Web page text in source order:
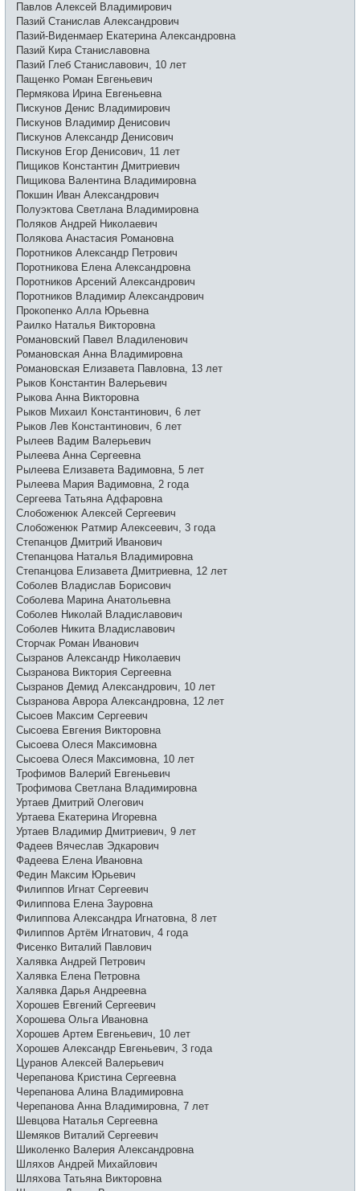
Павлов Алексей Владимирович
Пазий Станислав Александрович
Пазий-Виденмаер Екатерина Александровна
Пазий Кира Станиславовна
Пазий Глеб Станиславович, 10 лет
Пащенко Роман Евгеньевич
Пермякова Ирина Евгеньевна
Пискунов Денис Владимирович
Пискунов Владимир Денисович
Пискунов Александр Денисович
Пискунов Егор Денисович, 11 лет
Пищиков Константин Дмитриевич
Пищикова Валентина Владимировна
Покшин Иван Александрович
Полуэктова Светлана Владимировна
Поляков Андрей Николаевич
Полякова Анастасия Романовна
Поротников Александр Петрович
Поротникова Елена Александровна
Поротников Арсений Александрович
Поротников Владимир Александрович
Прокопенко Алла Юрьевна
Раилко Наталья Викторовна
Романовский Павел Владиленович
Романовская Анна Владимировна
Романовская Елизавета Павловна, 13 лет
Рыков Константин Валерьевич
Рыкова Анна Викторовна
Рыков Михаил Константинович, 6 лет
Рыков Лев Константинович, 6 лет
Рылеев Вадим Валерьевич
Рылеева Анна Сергеевна
Рылеева Елизавета Вадимовна, 5 лет
Рылеева Мария Вадимовна, 2 года
Сергеева Татьяна Адфаровна
Слобоженюк Алексей Сергеевич
Слобоженюк Ратмир Алексеевич, 3 года
Степанцов Дмитрий Иванович
Степанцова Наталья Владимировна
Степанцова Елизавета Дмитриевна, 12 лет
Соболев Владислав Борисович
Соболева Марина Анатольевна
Соболев Николай Владиславович
Соболев Никита Владиславович
Сторчак Роман Иванович
Сызранов Александр Николаевич
Сызранова Виктория Сергеевна
Сызранов Демид Александрович, 10 лет
Сызранова Аврора Александровна, 12 лет
Сысоев Максим Сергеевич
Сысоева Евгения Викторовна
Сысоева Олеся Максимовна
Сысоева Олеся Максимовна, 10 лет
Трофимов Валерий Евгеньевич
Трофимова Светлана Владимировна
Уртаев Дмитрий Олегович
Уртаева Екатерина Игоревна
Уртаев Владимир Дмитриевич, 9 лет
Фадеев Вячеслав Эдкарович
Фадеева Елена Ивановна
Федин Максим Юрьевич
Филиппов Игнат Сергеевич
Филиппова Елена Зауровна
Филиппова Александра Игнатовна, 8 лет
Филиппов Артём Игнатович, 4 года
Фисенко Виталий Павлович
Халявка Андрей Петрович
Халявка Елена Петровна
Халявка Дарья Андреевна
Хорошев Евгений Сергеевич
Хорошева Ольга Ивановна
Хорошев Артем Евгеньевич, 10 лет
Хорошев Александр Евгеньевич, 3 года
Цуранов Алексей Валерьевич
Черепанова Кристина Сергеевна
Черепанова Алина Владимировна
Черепанова Анна Владимировна, 7 лет
Шевцова Наталья Сергеевна
Шемяков Виталий Сергеевич
Шиколенко Валерия Александровна
Шляхов Андрей Михайлович
Шляхова Татьяна Викторовна